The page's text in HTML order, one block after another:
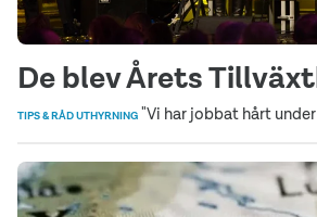
De blev Årets
TIPS & RÅD UTHYRNING "Vi har jobbat hårt